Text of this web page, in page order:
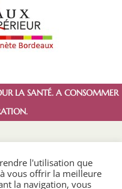
LA SANTÉ. A CONSOMMER
l'utilisation que
vous offrir la meilleure
la navigation, vous